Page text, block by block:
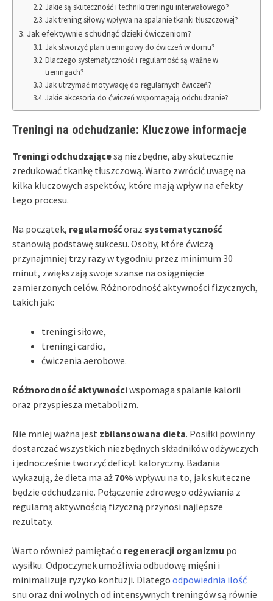
Jakie są skuteczność i techniki treningu interwałowego?
Jak trening siłowy wpływa na spalanie tkanki tłuszczowej?
Jak efektywnie schudnąć dzięki ćwiczeniom?
Jak stworzyć plan treningowy do ćwiczeń w domu?
Dlaczego systematyczność i regularność są ważne w
treningach?
Jak utrzymać motywację do regularnych ćwiczeń?
Jakie akcesoria do ćwiczeń wspomagają odchudzanie?
Treningi na odchudzanie: Kluczowe informacje
Treningi odchudzającesą niezbędne, aby skutecznie
zredukować tkankę tłuszczową. Warto zwrócić uwagę na
kilka kluczowych aspektów, które mają wpływ na efekty
tego procesu.
Na początek, regularnośćoraz systematyczność
stanowią podstawę sukcesu. Osoby, które ćwiczą
przynajmniej trzy razy w tygodniu przez minimum 30
minut, zwiększają swoje szanse na osiągnięcie
zamierzonych celów. Różnorodność aktywności fizycznych,
takich jak:
treningi siłowe,
treningi cardio,
ćwiczenia aerobowe.
Różnorodność aktywnościwspomaga spalanie kalorii
oraz przyspiesza metabolizm.
Nie mniej ważna jest zbilansowana dieta. Posiłki powinny
dostarczać wszystkich niezbędnych składników odżywczych
i jednocześnie tworzyć deficyt kaloryczny. Badania
wykazują, że dieta ma aż 70% wpływu na to, jak skuteczne
będzie odchudzanie. Połączenie zdrowego odżywiania z
regularną aktywnością fizyczną przynosi najlepsze
rezultaty.
Warto również pamiętać o regeneracji organizmu po
wysiłku. Odpoczynek umożliwia odbudowę mięśni i
minimalizuje ryzyko kontuzji. Dlatego odpowiednia ilość
snu oraz dni wolnych od intensywnych treningów są równie